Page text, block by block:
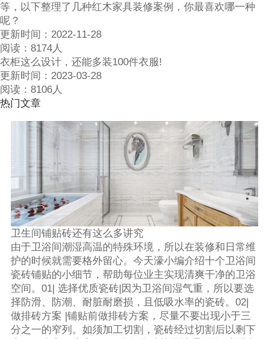
等，以下整理了几种红木家具装修案例，你最喜欢哪一种
呢？
更新时间： 2022-11-28
阅读： 8174人
衣柜这么设计，还能多装100件衣服!
更新时间： 2023-03-28
阅读： 8106人
热门文章
卫生间铺贴砖还有这么多讲究
由于卫浴间潮湿高温的特殊环境，所以在装修和日常维
护的时候就需要格外留心。今天濠小编介绍十个卫浴间
瓷砖铺贴的小细节，帮助每位业主实现清爽干净的卫浴
空间。01| 选择优质瓷砖|因为卫浴间湿气重，所以要选
择防滑、防潮、耐脏耐磨损，且低吸水率的瓷砖。02|
做排砖方案 |铺贴前做排砖方案，尽量不要出现小于三
分之一的窄列。如须加工切割，瓷砖经过切割后以剩下